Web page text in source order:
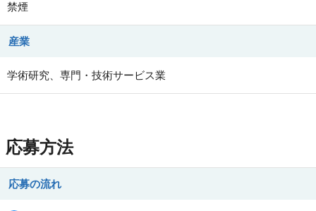
禁煙
産業
学術研究、専門・技術サービス業
応募方法
応募の流れ